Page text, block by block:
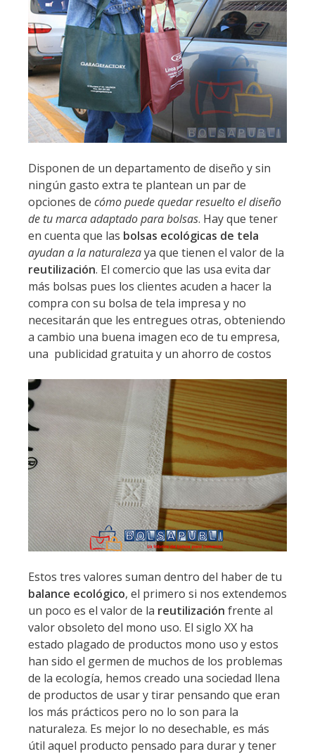
Disponen de un departamento de diseño y sin
ningún gasto extra te plantean un par de
opciones de cómo puede quedar resuelto el diseño
de tu marca adaptado para bolsas. Hay que tener
en cuenta que las bolsas ecológicas de tela
ayudan a la naturalezaya que tienen el valor de la
reutilización. El comercio que las usa evita dar
más bolsas pues los clientes acuden a hacer la
compra con su bolsa de tela impresa y no
necesitarán que les entregues otras, obteniendo
a cambio una buena imagen eco de tu empresa,
una publicidad gratuita y un ahorro de costos
Estos tres valores suman dentro del haber de tu
balance ecológico, el primero si nos extendemos
un poco es el valor de la reutilización frente al
valor obsoleto del mono uso. El siglo XX ha
estado plagado de productos mono uso y estos
han sido el germen de muchos de los problemas
de la ecología, hemos creado una sociedad llena
de productos de usar y tirar pensando que eran
los más prácticos pero no lo son para la
naturaleza. Es mejor lo no desechable, es más
útil aquel producto pensado para durar y tener